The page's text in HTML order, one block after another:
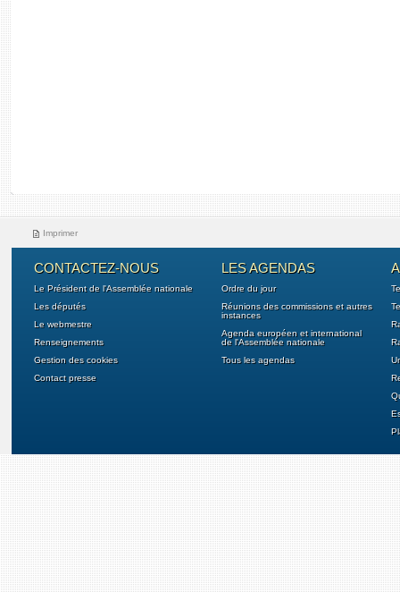
Imprimer
CONTACTEZ-NOUS
Le Président de l'Assemblée nationale
Les députés
Le webmestre
Renseignements
Gestion des cookies
Contact presse
LES AGENDAS
Ordre du jour
Réunions des commissions et autres
instances
Agenda européen et international
de l'Assemblée nationale
Tous les agendas